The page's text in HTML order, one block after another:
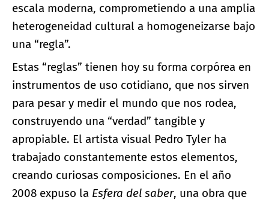
escala moderna, comprometiendo a una amplia
heterogeneidad cultural a homogeneizarse bajo
una “regla”.
Estas “reglas” tienen hoy su forma corpórea en
instrumentos de uso cotidiano, que nos sirven
para pesar y medir el mundo que nos rodea,
construyendo una “verdad” tangible y
apropiable. El artista visual Pedro Tyler ha
trabajado constantemente estos elementos,
creando curiosas composiciones. En el año
2008 expuso la Esfera del saber, una obra que